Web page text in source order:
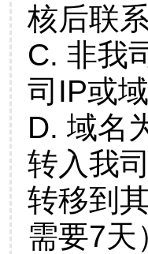
核后联
C. 非我
司IP或
D. 域名
转入我
转移到
需要7天